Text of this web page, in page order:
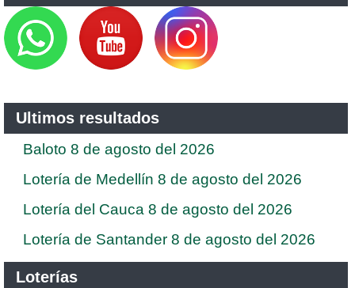
Ultimos resultados
Baloto 8 de agosto del 2026
Lotería de Medellín 8 de agosto del 2026
Lotería del Cauca 8 de agosto del 2026
Lotería de Santander 8 de agosto del 2026
Loterías